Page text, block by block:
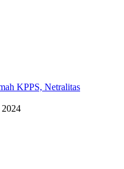
KPPS, Netralitas